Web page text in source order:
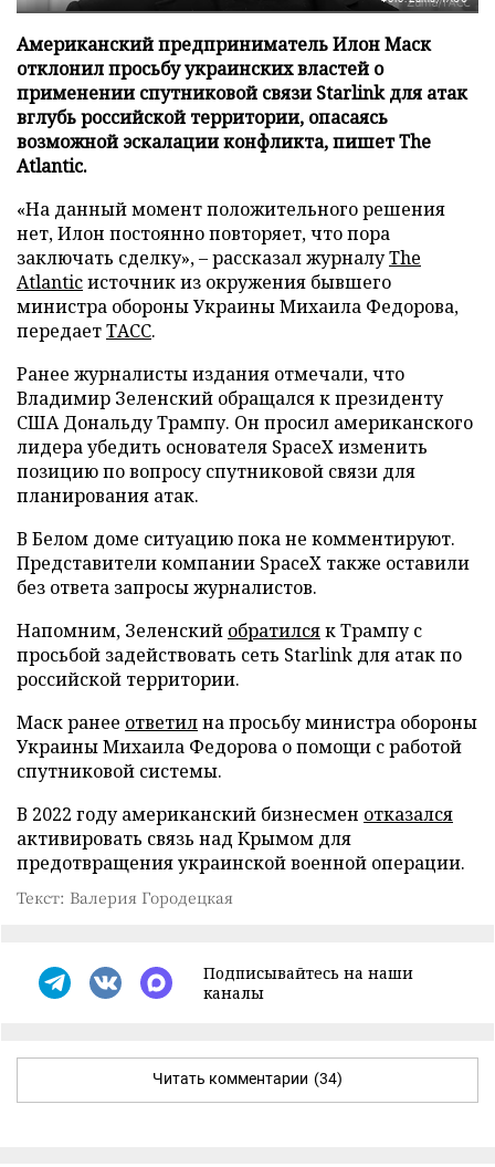
Американский предприниматель Илон Маск
отклонил просьбу украинских властей о
применении спутниковой связи Starlink для атак
вглубь российской территории, опасаясь
возможной эскалации конфликта, пишет The
Atlantic.
«На данный момент положительного решения
нет, Илон постоянно повторяет, что пора
заключать сделку», – рассказал журналуThe
Atlanticисточник из окружения бывшего
министра обороны Украины Михаила Федорова,
передаетТАСС.
Ранее журналисты издания отмечали, что
Владимир Зеленский обращался к президенту
США Дональду Трампу. Он просил американского
лидера убедить основателя SpaceX изменить
позицию по вопросу спутниковой связи для
планирования атак.
В Белом доме ситуацию пока не комментируют.
Представители компании SpaceX также оставили
без ответа запросы журналистов.
Напомним, Зеленский обратилсяк Трампу с
просьбой задействовать сеть Starlink для атак по
российской территории.
Маск ранее ответилна просьбу министра обороны
Украины Михаила Федорова о помощи с работой
спутниковой системы.
В 2022 году американский бизнесмен отказался
активировать связь над Крымом для
предотвращения украинской военной операции.
Текст: Валерия Городецкая
Подписывайтесь на наши
каналы
Читать комментарии (34)